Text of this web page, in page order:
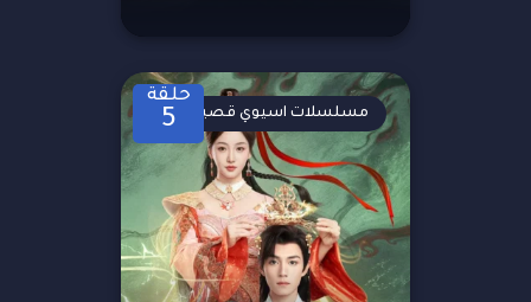
حلقة
5 مسلسلات اسيوي قصيرة